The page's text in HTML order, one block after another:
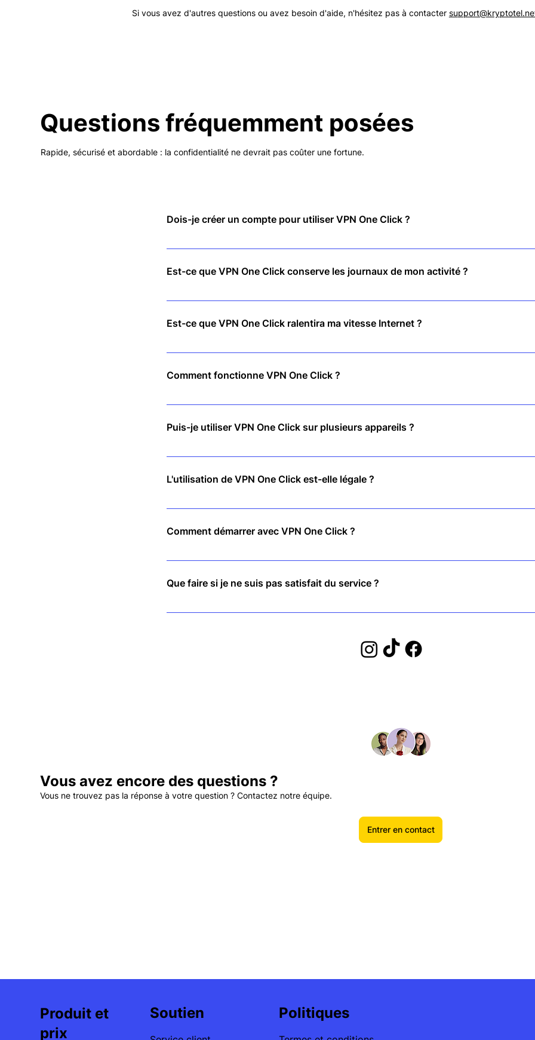
Si vous avez d'autres questions ou avez besoin d'aide, n'hésitez pas à contacter
Questions fréquemment posées
Rapide, sécurisé et abordable : la confidentialité ne devrait pas coûter une fortune.
Dois-je créer un compte pour utiliser VPN One Click ?
Non ! Téléchargez simplement l'application, connectez-vous et profitez d'une confidentialité
Est-ce que VPN One Click conserve les journaux de mon activité ?
Non. Nous suivons une politique stricte de non-enregistrement, ce qui signifie que nous ne
Est-ce que VPN One Click ralentira ma vitesse Internet ?
Absolument pas ! Nos serveurs ultra-rapides garantissent une navigation, un streaming et
Comment fonctionne VPN One Click ?
VPN One Click crypte votre trafic Internet et masque votre adresse IP, vous gardant ainsi en
Puis-je utiliser VPN One Click sur plusieurs appareils ?
Oui ! Un seul abonnement couvre plusieurs appareils, vous protégeant ainsi tous vos
L'utilisation de VPN One Click est-elle légale ?
Oui, les VPN sont légaux dans la plupart des pays. Cependant, nous vous recommandons de
Comment démarrer avec VPN One Click ?
Téléchargez simplement l'application, cliquez sur « Connecter » et vous êtes protégé
Que faire si je ne suis pas satisfait du service ?
Nous offrons une garantie de remboursement de 30 jours, vous pouvez donc essayer sans
Vous avez encore des questions ?
Vous ne trouvez pas la réponse à votre question ? Contactez notre équipe.
Entrer en contact
Produit et
prix
Soutien Politiques